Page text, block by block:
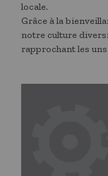
locale.
​Grâce à la
notre culture
rapprochant les